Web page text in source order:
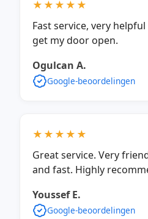
★★★★★
Fast service, very
get my door open.
Ogulcan A.
Google-beoordelingen
★★★★★
Great service. Very
and fast. Highly
Youssef E.
Google-beoordelingen